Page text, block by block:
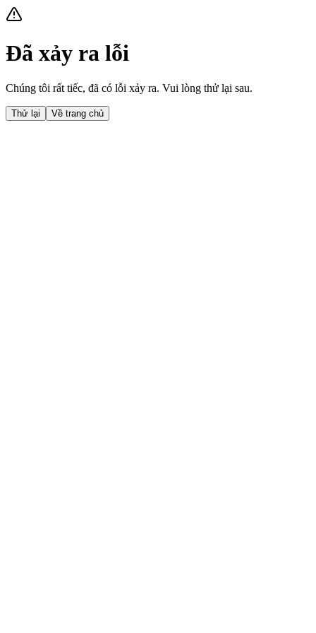
Đã xảy ra lỗi
Chúng tôi rất tiếc, đã có lỗi xảy ra. Vui lòng thử lại sau.
Thử lại Về trang chủ